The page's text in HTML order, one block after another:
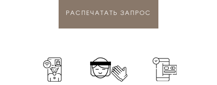
РАСПЕЧАТАТЬ ЗАПРОС